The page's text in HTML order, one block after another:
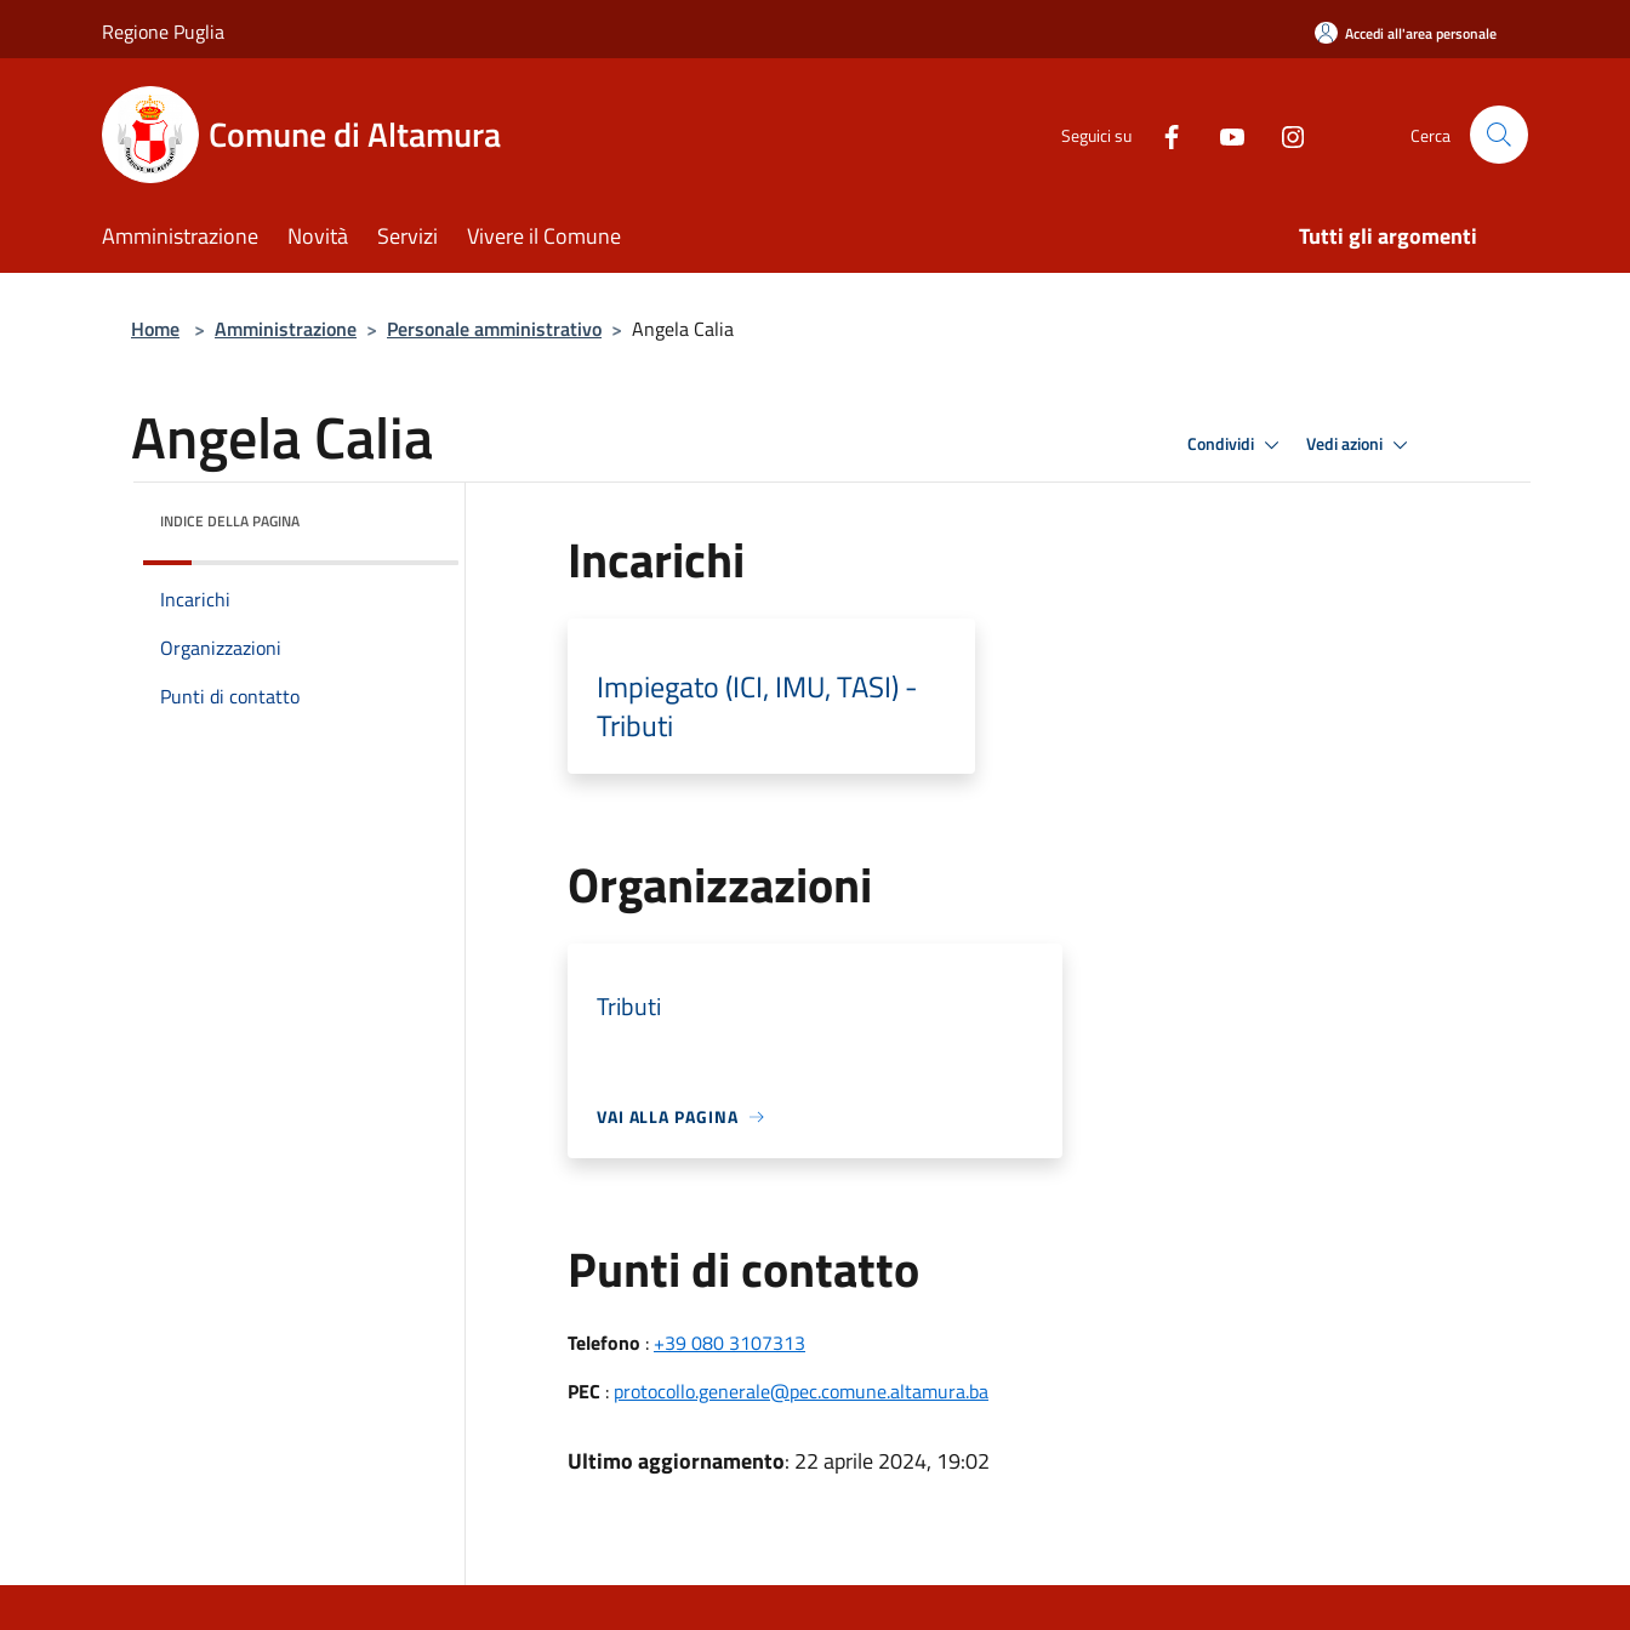
Regione Puglia Accedi all'area personale
Comune di Altamura Seguici su Cerca
Amministrazione Novità Servizi Vivere il Comune Tutti gli argomenti
Home > Amministrazione > Personale amministrativo > Angela Calia
Angela Calia Condividi Vedi azioni
INDICE DELLA PAGINA
Incarichi
Organizzazioni
Punti di contatto
Incarichi
Impiegato (ICI, IMU, TASI) -
Tributi
Organizzazioni
Tributi
VAI ALLA PAGINA
Punti di contatto
Telefono : +39 080 3107313
PEC : protocollo.generale@pec.comune.altamura.ba
Ultimo aggiornamento: 22 aprile 2024, 19:02